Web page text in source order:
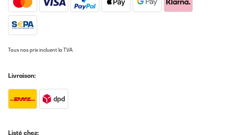
Tous nos prix incluent la TVA
Livraison:
Listé chez: